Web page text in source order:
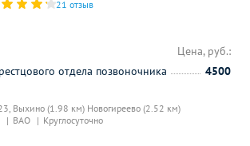
21 отзыв
Выхино (1.98 км) Новогиреево (2.52 км)
ВАО Круглосуточно
Цена, руб.:
отдела позвоночника
4500